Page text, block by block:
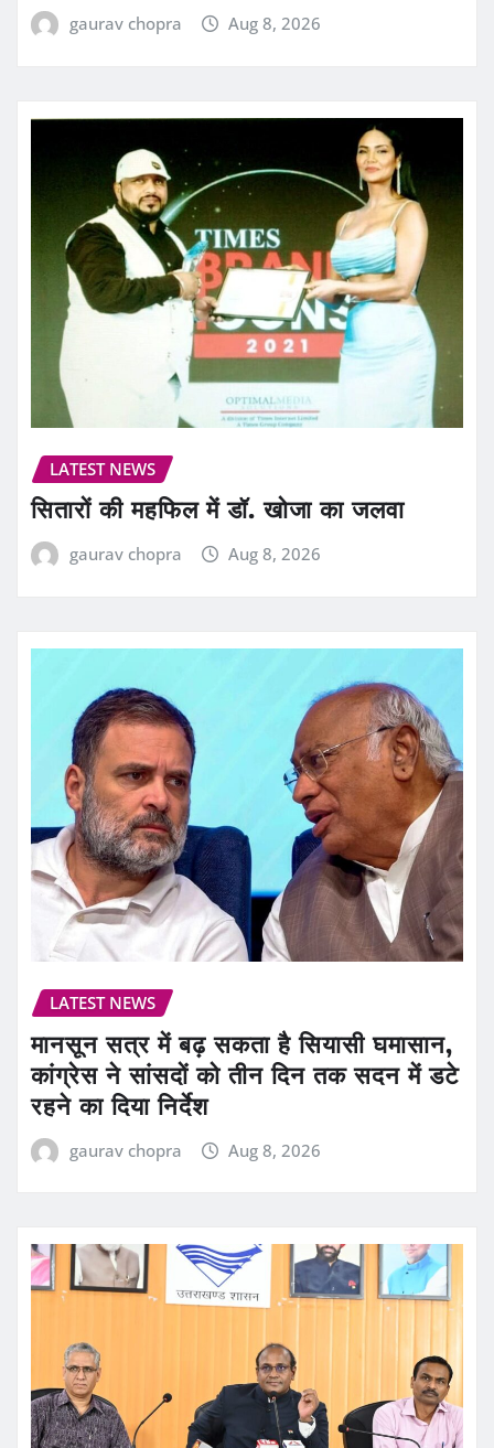
gaurav chopra Aug 8, 2026
LATEST NEWS
सितारों की महफिल में डॉ. खोजा का जलवा
gaurav chopra Aug 8, 2026
LATEST NEWS
मानसून सत्र में बढ़ सकता है सियासी घमासान,
कांग्रेस ने सांसदों को तीन दिन तक सदन में डटे
रहने का दिया निर्देश
gaurav chopra Aug 8, 2026